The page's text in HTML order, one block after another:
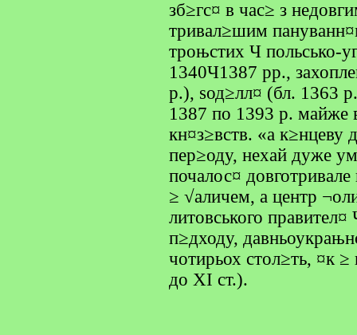
зб≥гс¤ в час≥ з
тривал≥шим
троњстих Ч польсько-
1340Ч1387 рр.,
р.), ѕод≥лл¤ (бл. 1363
1387 по 1393 р. майже
кн¤з≥вств. «а к≥нцеву
пер≥оду, нехай дуже
почалос¤
≥ √аличем, а центр
литовського
п≥дходу,
чотирьох стол≥ть, ¤к
до XI ст.).